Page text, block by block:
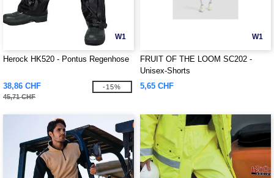
W1
Herock HK520 - Pontus Regenhose
38,86 CHF
45,71 CHF
-15%
W1
FRUIT OF THE LOOM SC202 -
Unisex-Shorts
5,65 CHF